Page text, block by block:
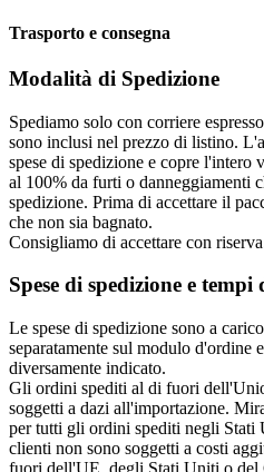
Trasporto e consegna
Modalità di Spedizione
Spediamo solo con corriere
sono inclusi nel prezzo di listino.
spese di spedizione e copre l'intero
al 100% da furti o danneggiamenti
spedizione. Prima di accettare il
che non sia bagnato.
Consigliamo di accettare con
Spese di spedizione e tempi
Le spese di spedizione sono a
separatamente sul modulo d'ordine
diversamente indicato.
Gli ordini spediti al di fuori
soggetti a dazi all'importazione.
per tutti gli ordini spediti negli Stati
clienti non sono soggetti a costi
fuori dell'UE, degli Stati Uniti o del